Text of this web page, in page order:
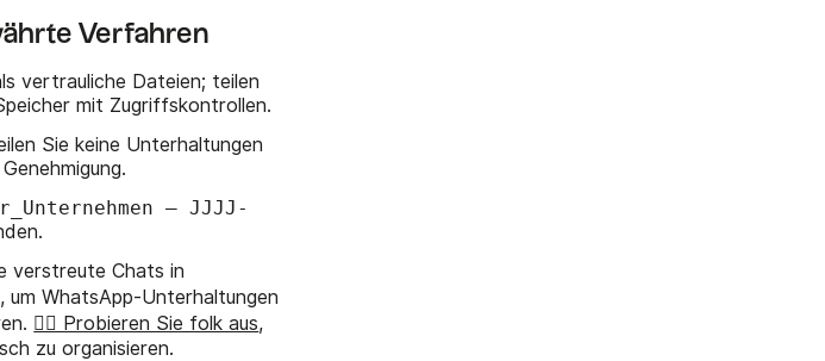
Verfahren
vertrauliche Dateien; teilen
mit Zugriffskontrollen.
Sie keine Unterhaltungen
– JJJJ-
verstreute Chats in
WhatsApp-Unterhaltungen
👉🏼 Probieren Sie folk aus,
zu organisieren.